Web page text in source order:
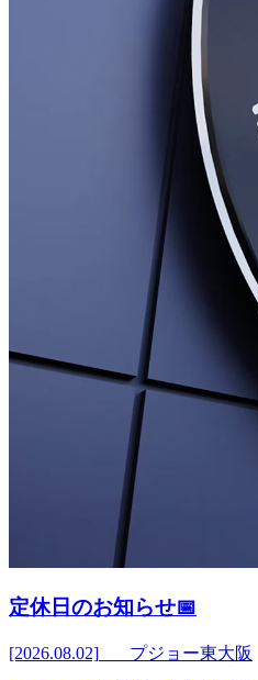
定休日のお知らせ📅
[2026.08.02] プジョー東大阪